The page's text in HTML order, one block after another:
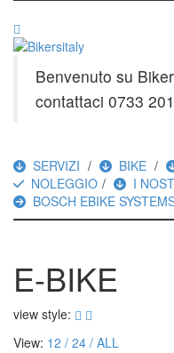
Benvenuto su
contattaci 0733
SERVIZI BIKE
NOLEGGIO
I
BOSCH EBIKE
E-BIKE
view style:
View: 12 24 ALL